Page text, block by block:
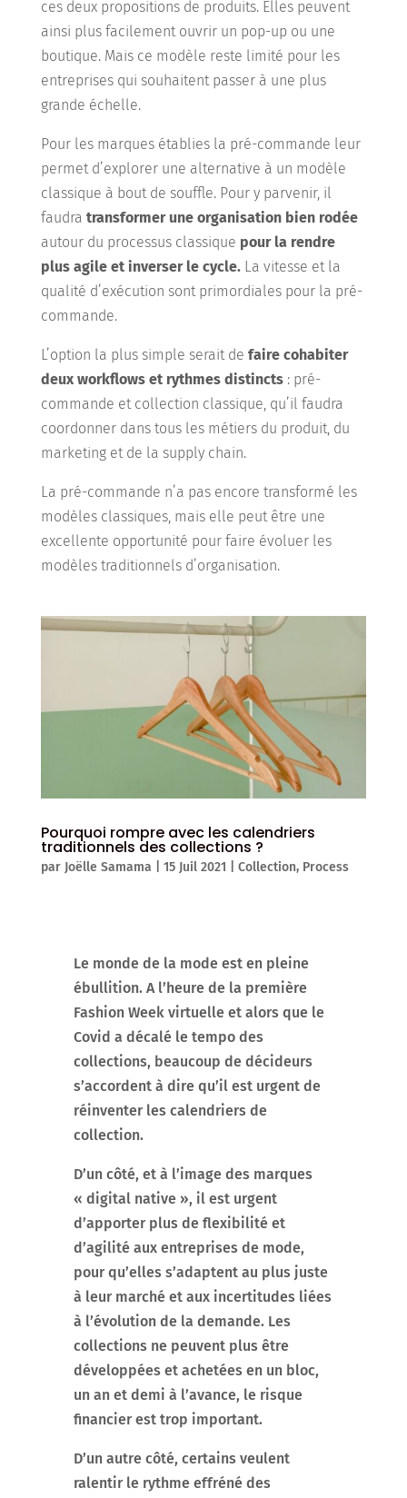
ces deux propositions de produits. Elles peuvent
ainsi plus facilement ouvrir un pop-up ou une
boutique. Mais ce modèle reste limité pour les
entreprises qui souhaitent passer à une plus
grande échelle.
Pour les marques établies la pré-commande leur
permet d’explorer une alternative à un modèle
classique à bout de souffle. Pour y parvenir, il
faudra transformer une organisation bien rodée
autour du processus classique pour la rendre
plus agile et inverser le cycle. La vitesse et la
qualité d’exécution sont primordiales pour la pré-
commande.
L’option la plus simple serait de faire cohabiter
deux workflows et rythmes distincts : pré-
commande et collection classique, qu’il faudra
coordonner dans tous les métiers du produit, du
marketing et de la supply chain.
La pré-commande n’a pas encore transformé les
modèles classiques, mais elle peut être une
excellente opportunité pour faire évoluer les
modèles traditionnels d’organisation.
Pourquoi rompre avec les calendriers
traditionnels des collections ?
par Joëlle Samama 15 Juil 2021 Collection, Process
Le monde de la mode est en pleine
ébullition. A l’heure de la première
Fashion Week virtuelle et alors que le
Covid a décalé le tempo des
collections, beaucoup de décideurs
s’accordent à dire qu’il est urgent de
réinventer les calendriers de
collection.
D’un côté, et à l’image des marques
« digital native », il est urgent
d’apporter plus de flexibilité et
d’agilité aux entreprises de mode,
pour qu’elles s’adaptent au plus juste
à leur marché et aux incertitudes liées
à l’évolution de la demande. Les
collections ne peuvent plus être
développées et achetées en un bloc,
un an et demi à l’avance, le risque
financier est trop important.
D’un autre côté, certains veulent
ralentir le rythme effréné des